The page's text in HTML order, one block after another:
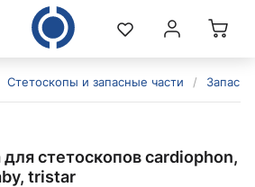
Стетоскопы и запасные части /
стетоскопов cardiophon,
tristar